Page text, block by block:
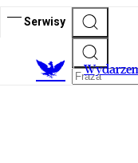
Serwisy